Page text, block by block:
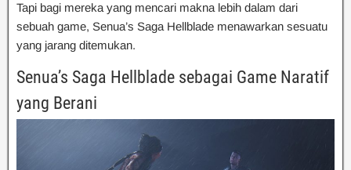
Tapi bagi mereka yang mencari makna lebih dalam dari
sebuah game, Senua’s Saga Hellblade menawarkan sesuatu
yang jarang ditemukan.
Senua’s Saga Hellblade sebagai Game Naratif
yang Berani